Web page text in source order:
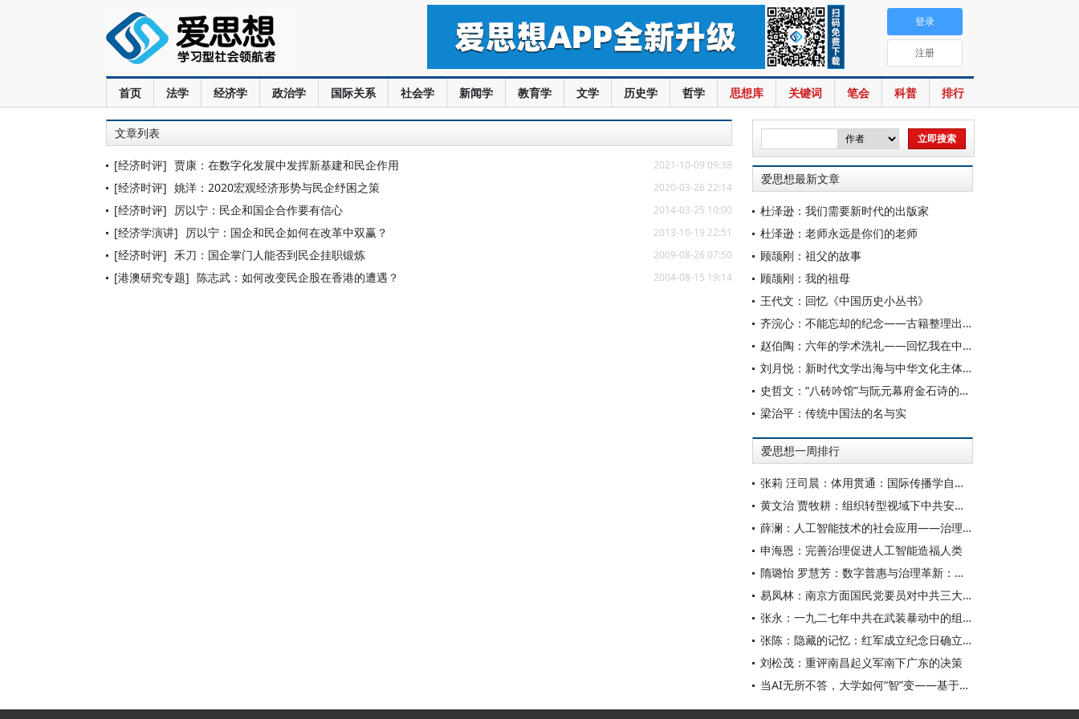
首页 法学 经济学 政治学 国际关系 社会学 新闻学 教育学 文学 历史学 哲学 思想库 关键词 笔会 科普 排行
登录
注册
文章列表
[经济时评] 贾康：在数字化发展中发挥新基建和民企作用 2021-10-09 09:38
[经济时评] 姚洋：2020宏观经济形势与民企纾困之策 2020-03-26 22:14
[经济时评] 厉以宁：民企和国企合作要有信心 2014-03-25 10:00
[经济学演讲] 厉以宁：国企和民企如何在改革中双赢？ 2013-10-19 22:51
[经济时评] 禾刀：国企掌门人能否到民企挂职锻炼 2009-08-26 07:50
[港澳研究专题] 陈志武：如何改变民企股在香港的遭遇？ 2004-08-15 19:14
爱思想最新文章
杜泽逊：我们需要新时代的出版家
杜泽逊：老师永远是你们的老师
顾颉刚：祖父的故事
顾颉刚：我的祖母
王代文：回忆《中国历史小丛书》
齐浣心：不能忘却的纪念——古籍整理出版规划小组成立六十载记
赵伯陶：六年的学术洗礼——回忆我在中华书局的日子
刘月悦：新时代文学出海与中华文化主体性建构
史哲文：“八砖吟馆”与阮元幕府金石诗的学人品格、诗学祈向
梁治平：传统中国法的名与实
爱思想一周排行
张莉 汪司晨：体用贯通：国际传播学自主知识体系的建构逻辑与学科交叉进路
黄文治 贾牧耕：组织转型视域下中共安徽省临时委员会的“两建两废”（1927—1931）
薛澜：人工智能技术的社会应用——治理挑战
申海恩：完善治理促进人工智能造福人类
隋璐怡 罗慧芳：数字普惠与治理革新：中国人工智能赋能全球南方发展
易凤林：南京方面国民党要员对中共三大起义的反应
张永：一九二七年中共在武装暴动中的组织转型
张陈：隐藏的记忆：红军成立纪念日确立前中共对南昌起义的纪念
刘松茂：重评南昌起义军南下广东的决策
当AI无所不答，大学如何“智”变——基于全国400余所高校本科生AI使用情况的调查与思考